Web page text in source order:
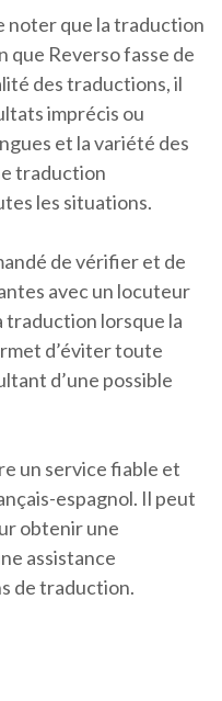
noter que la traduction
que Reverso fasse de
des traductions, il
imprécis ou
et la variété des
traduction
les situations.
de vérifier et de
avec un locuteur
traduction lorsque la
d’éviter toute
d’une possible
un service fiable et
espagnol. Il peut
obtenir une
assistance
de traduction.